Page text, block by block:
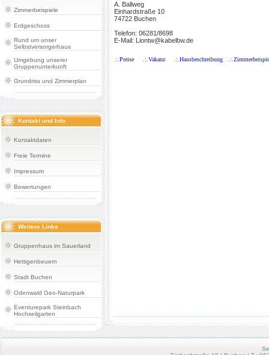
Zimmerbeispiele
Erdgeschoss
Rund um unser
Selbstversorgerhaus
Umgebung unserer
Gruppenunterkunft
Grundriss und Zimmerplan
Kontakt und Info
Kontaktdaten
Freie Termine
Impressum
Bewertungen
Weitere Links
Gruppenhaus im Sauerland
Hettigenbeuern
Stadt Buchen
Odenwald Geo-Naturpark
Eventurepark Steinbach
Hochseilgarten
A. Ballweg
Einhardstraße 10
74722 Buchen
Telefon: 06281/8698
E-Mail: Liontw@kabelbw.de
.:.Preise .:.Vakanz .:.Hausbeschreibung .:.